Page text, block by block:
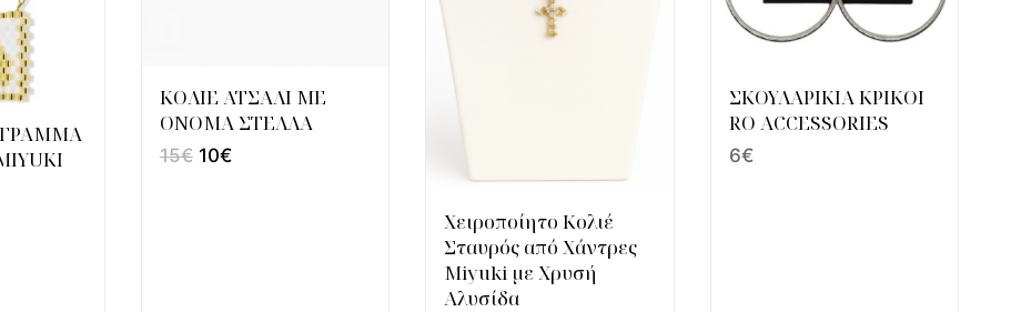
ΚΟΛΙΕ ΑΤΣΑΛΙ ΜΕ
ΟΝΟΜΑ ΣΤΕΛΛΑ
15€ 10€
Χειροποίητο Κολιέ
Σταυρός από Χάντρες
Miyuki με Χρυσή
Αλυσίδα
ΣΚΟΥΛΑΡΙΚΙΑ ΚΡΙΚΟΙ
RO ACCESSORIES
6€